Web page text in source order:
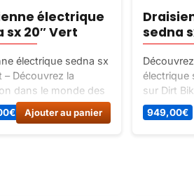
électrique
16″ Jaune
la draisienne
sedna sx 16″ Jaune
France. Idéale
l’équilibre et la
cette draisienne
€ Ajouter au panier
Quad
enfant
Rouge
pour
Offrez à
289,00€